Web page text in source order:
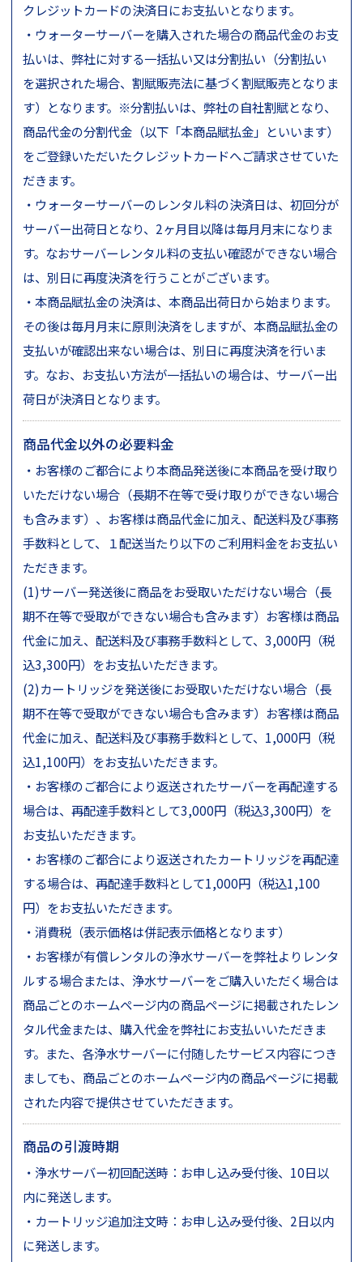
年体験レポート こだわりの暮らし
画 BEAMS DESIGN公式動画
クレジットカードの決済日にお支払いとなります。
・ウォーターサーバーを購入された場合の商品代金のお支
払いは、弊社に対する一括払い又は分割払い（分割払い
を選択された場合、割賦販売法に基づく割賦販売となりま
す）となります。※分割払いは、弊社の自社割賦となり、
商品代金の分割代金（以下「本商品賦払金」といいます）
をご登録いただいたクレジットカードへご請求させていた
だきます。
・ウォーターサーバーのレンタル料の決済日は、初回分が
サーバー出荷日となり、2ヶ月目以降は毎月月末になりま
す。なおサーバーレンタル料の支払い確認ができない場合
は、別日に再度決済を行うことがございます。
・本商品賦払金の決済は、本商品出荷日から始まります。
その後は毎月月末に原則決済をしますが、本商品賦払金の
支払いが確認出来ない場合は、別日に再度決済を行いま
す。なお、お支払い方法が一括払いの場合は、サーバー出
荷日が決済日となります。
商品代金以外の必要料金
・お客様のご都合により本商品発送後に本商品を受け取り
いただけない場合（長期不在等で受け取りができない場合
も含みます）、お客様は商品代金に加え、配送料及び事務
手数料として、１配送当たり以下のご利用料金をお支払い
ただきます。
(1)サーバー発送後に商品をお受取いただけない場合（長
期不在等で受取ができない場合も含みます）お客様は商品
代金に加え、配送料及び事務手数料として、3,000円（税
込3,300円）をお支払いただきます。
(2)カートリッジを発送後にお受取いただけない場合（長
期不在等で受取ができない場合も含みます）お客様は商品
代金に加え、配送料及び事務手数料として、1,000円（税
込1,100円）をお支払いただきます。
・お客様のご都合により返送されたサーバーを再配達する
場合は、再配達手数料として3,000円（税込3,300円）を
お支払いただきます。
・お客様のご都合により返送されたカートリッジを再配達
する場合は、再配達手数料として1,000円（税込1,100
円）をお支払いただきます。
・消費税（表示価格は併記表示価格となります）
・お客様が有償レンタルの浄水サーバーを弊社よりレンタ
ルする場合または、浄水サーバーをご購入いただく場合は
商品ごとのホームページ内の商品ページに掲載されたレン
タル代金または、購入代金を弊社にお支払いいただきま
す。また、各浄水サーバーに付随したサービス内容につき
ましても、商品ごとのホームページ内の商品ページに掲載
された内容で提供させていただきます。
商品の引渡時期
・浄水サーバー初回配送時：お申し込み受付後、10日以
内に発送します。
・カートリッジ追加注文時：お申し込み受付後、2日以内
に発送します。